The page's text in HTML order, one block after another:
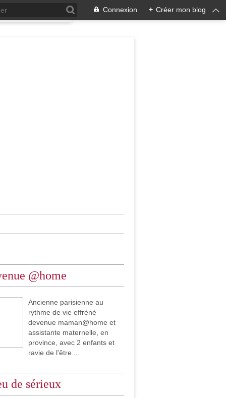
Connexion + Créer mon blog
@home
Ancienne parisienne au
rythme de vie effréné
devenue maman@home et
assistante maternelle, en
province, avec 2 enfants et
ravie de l'être ...
de sérieux